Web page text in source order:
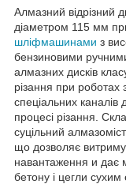
Алмазний відрізний
діаметром 115 мм
шліфмашинами з
бензиновими
алмазних дисків
різання при
спеціальних
процесі різання.
суцільний
що дозволяє
навантаження и дає
бетону і цегли